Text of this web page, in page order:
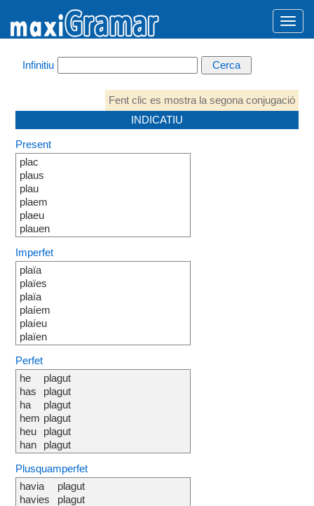
Infinitiu
Fent clic es mostra la segona conjugació
INDICATIU
Present
plac
plaus
plau
plaem
plaeu
plauen
Imperfet
plaïa
plaïes
plaïa
plaíem
plaíeu
plaïen
Perfet
he
has
ha
hem
heu
han
plagut
plagut
plagut
plagut
plagut
plagut
Plusquamperfet
havia
havies
plagut
plagut